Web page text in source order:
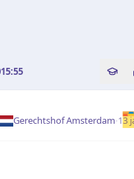
Gerechtshof Amsterdam·13